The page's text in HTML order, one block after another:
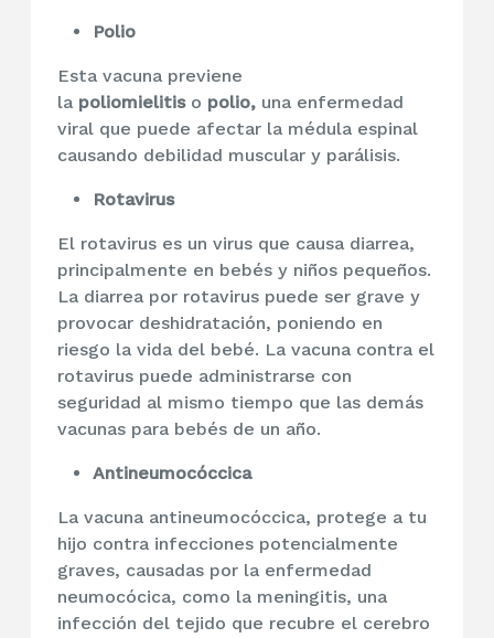
Polio
Esta vacuna previene
la poliomielitiso polio, una enfermedad
viral que puede afectar la médula espinal
causando debilidad muscular y parálisis.
Rotavirus
El rotavirus es un virus que causa diarrea,
principalmente en bebés y niños pequeños.
La diarrea por rotavirus puede ser grave y
provocar deshidratación, poniendo en
riesgo la vida del bebé. La vacuna contra el
rotavirus puede administrarse con
seguridad al mismo tiempo que las demás
vacunas para bebés de un año.
Antineumocóccica
La vacuna antineumocóccica, protege a tu
hijo contra infecciones potencialmente
graves, causadas por la enfermedad
neumocócica, como la meningitis, una
infección del tejido que recubre el cerebro